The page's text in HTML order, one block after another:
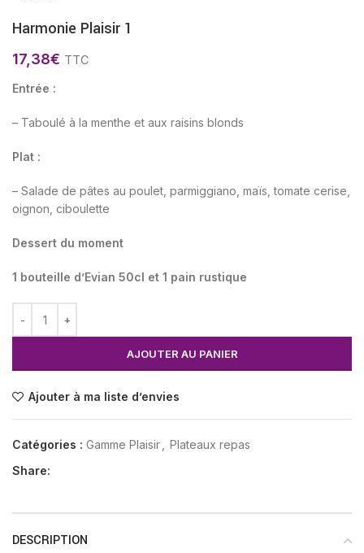
Harmonie Plaisir 1
17,38€ TTC
Entrée :
– Taboulé à la menthe et aux raisins blonds
Plat :
– Salade de pâtes au poulet, parmiggiano, maïs, tomate cerise,
oignon, ciboulette
Dessert du moment
1 bouteille d’Evian 50cl et 1 pain rustique
AJOUTER AU PANIER
Ajouter à ma liste d’envies
Catégories : Gamme Plaisir
Plateaux repas
Share:
DESCRIPTION